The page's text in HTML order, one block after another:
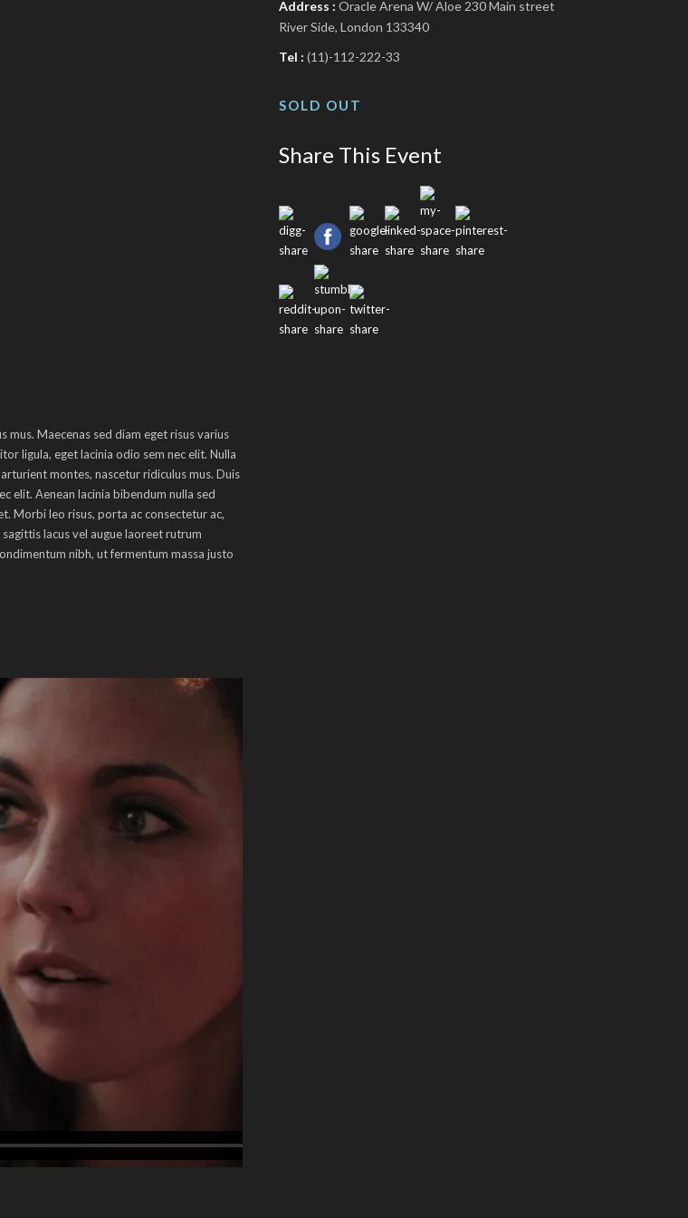
Address : Oracle Arena W/ Aloe 230 Main street
River Side, London 133340
Tel : (11)-112-222-33
SOLD OUT
Share This Event
Maecenas sed diam eget risus varius
ligula, eget lacinia odio sem nec elit. Nulla
montes, nascetur ridiculus mus. Duis
elit. Aenean lacinia bibendum nulla sed
Morbi leo risus, porta ac consectetur ac,
lacus vel augue laoreet rutrum
nibh, ut fermentum massa justo